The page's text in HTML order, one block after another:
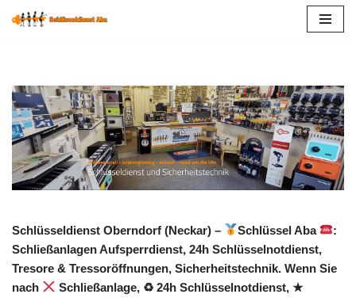
Schlüsseldienst Oberndorf (Neckar) – Schlüssel Aba
:
Schließanlagen Aufsperrdienst, 24h Schlüsselnotdienst,
Tresore & Tressoröffnungen, Sicherheitstechnik. Wenn Sie
nach
Schließanlage, ♻ 24h Schlüsselnotdienst, ★